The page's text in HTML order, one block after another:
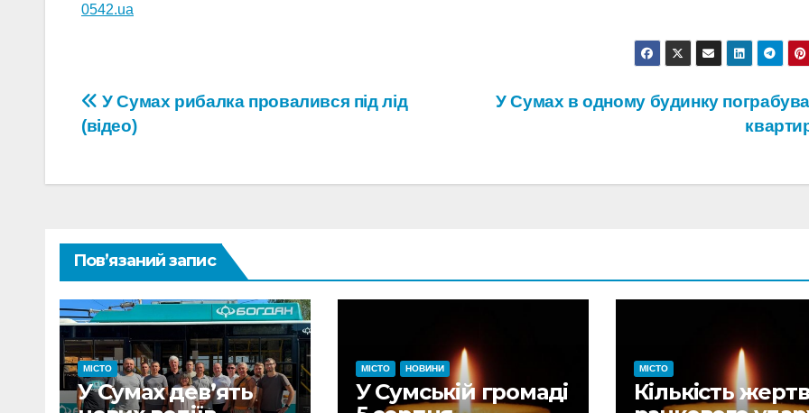
0542.ua
Навігація
записів
У Сумах в одному будинку
У Сумах рибалка провалився під лід
(відео)
Пов’язаний запис
МІСТО
У Сумах дев’ять
МІСТО НОВИНИ
У Сумській громаді
МІСТО
Кількість жертв